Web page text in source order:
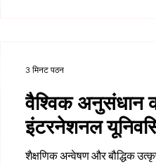
वैश्विक अनुसंधान
इंटरनेशनल
शैक्षणिक अन्वेषण और बौद्धिक
3 मिनट पठन